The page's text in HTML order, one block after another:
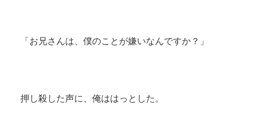
「お兄さんは、僕のことが嫌いなんですか？」
押し殺した声に、俺ははっとした。